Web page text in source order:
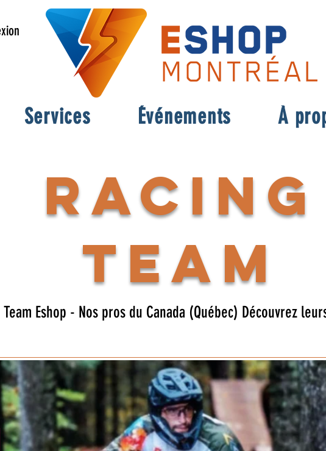
Services Événements À
Team Eshop - Nos pros du Canada (Québec) Découvrez
racing
team